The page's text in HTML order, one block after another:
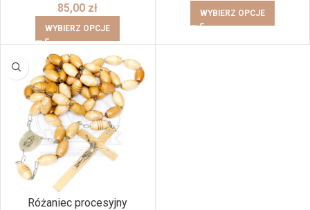
85,00 zł
WYBIERZ OPCJE
WYBIERZ OPCJE
Różaniec procesyjny